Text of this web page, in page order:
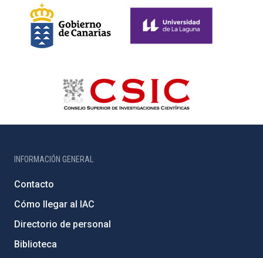
INFORMACIÓN GENERAL
Contacto
Cómo llegar al IAC
Directorio de personal
Biblioteca